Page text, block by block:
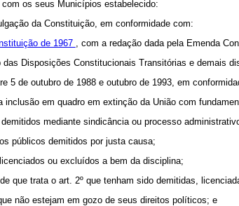
os seus Municípios estabelecido:
da Constituição, em conformidade com:
de 1967 , com a redação dada pela Emenda
das Disposições Constitucionais Transitórias e demais
5 de outubro de 1988 e outubro de 1993, em
inclusão em quadro em extinção da União com
demitidos mediante sindicância ou processo
públicos demitidos por justa causa;
ou excluídos a bem da disciplina;
que trata o art. 2º que tenham sido demitidas,
não estejam em gozo de seus direitos políticos; e